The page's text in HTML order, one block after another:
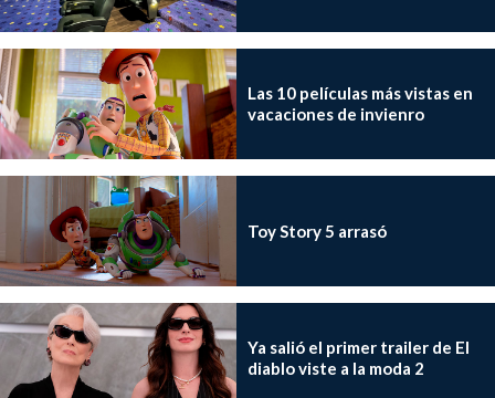
Las 10 películas más vistas en
vacaciones de invienro
Toy Story 5 arrasó
Ya salió el primer trailer de El
diablo viste a la moda 2